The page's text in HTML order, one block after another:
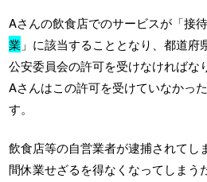
Aさんの飲食店でのサービスが「接
業 」に該当することとなり、都道
公安委員会の許可を受けなければな
Aさんはこの許可を受けていなかっ
す。
飲食店等の自営業者が逮捕されてし
間休業せざるを得なくなってしまう